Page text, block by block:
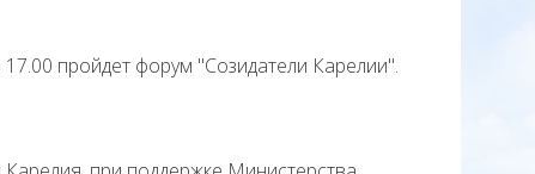
пройдет форум "Созидатели Карелии".